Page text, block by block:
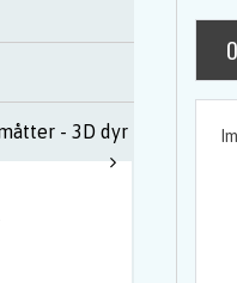
- 3D dyr